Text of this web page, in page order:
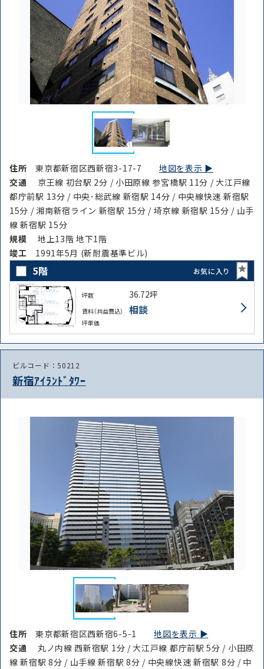
住所東京都新宿区西新宿3-17-7地図を表示 ▶︎
交通
京王線 初台駅 2分 / 小田原線 参宮橋駅 11分 / 大江戸線
都庁前駅 13分 / 中央･総武線 新宿駅 14分 / 中央線快速 新宿駅
15分 / 湘南新宿ライン 新宿駅 15分 / 埼京線 新宿駅 15分 / 山手
線 新宿駅 15分
規模
地上13階 地下1階
竣⼯ 1991年5月 (新耐震基準ビル)
5階 お気に入り
坪数 36.72坪
賃料（共益費込） 相談
坪単価
ビルコード：50212
新宿ｱｲﾗﾝﾄﾞﾀﾜｰ
住所東京都新宿区西新宿6-5-1地図を表示 ▶︎
交通
丸ノ内線 西新宿駅 1分 / 大江戸線 都庁前駅 5分 / 小田原
線 新宿駅 8分 / 山手線 新宿駅 8分 / 中央線快速 新宿駅 8分 / 中